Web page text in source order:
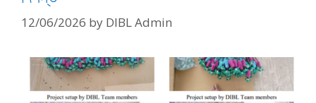
12/06/2026 by DIBL Admin